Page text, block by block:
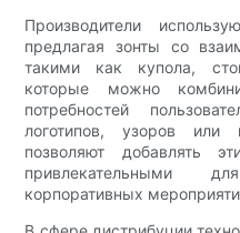
Производители
предлагая зонты со
такими как купола,
которые можно
потребностей
логотипов, узоров или
позволяют добавлять
привлекательными
корпоративных